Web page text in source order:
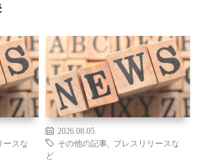
ースな
2026.08.05
その他の記事
プレスリリースな
ど